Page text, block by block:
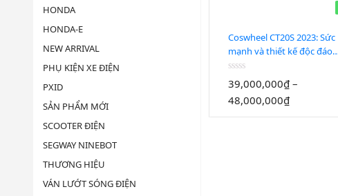
HONDA
HONDA-E
NEW ARRIVAL
PHỤ KIỆN XE ĐIỆN
PXID
SẢN PHẨM MỚI
SCOOTER ĐIỆN
SEGWAY NINEBOT
THƯƠNG HIỆU
VÁN LƯỚT SÓNG ĐIỆN
Coswheel CT20S 2023: Sức
mạnh và thiết kế độc đáo
trong một chiếc xe đạp điện
trợ lực
Được
xếp
hạng
5
39,000,000₫ –
48,000,000₫